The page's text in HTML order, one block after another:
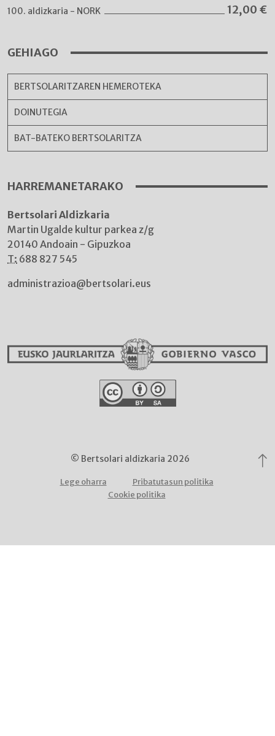
100. aldizkaria - NORK 12,00 €
GEHIAGO
BERTSOLARITZAREN HEMEROTEKA
DOINUTEGIA
BAT-BATEKO BERTSOLARITZA
HARREMANETARAKO
Bertsolari Aldizkaria
Martin Ugalde kultur parkea z/g
20140 Andoain - Gipuzkoa
T: 688 827 545
administrazioa@bertsolari.eus
© Bertsolari aldizkaria 2026
Lege oharra
Pribatutasun politika
Cookie politika